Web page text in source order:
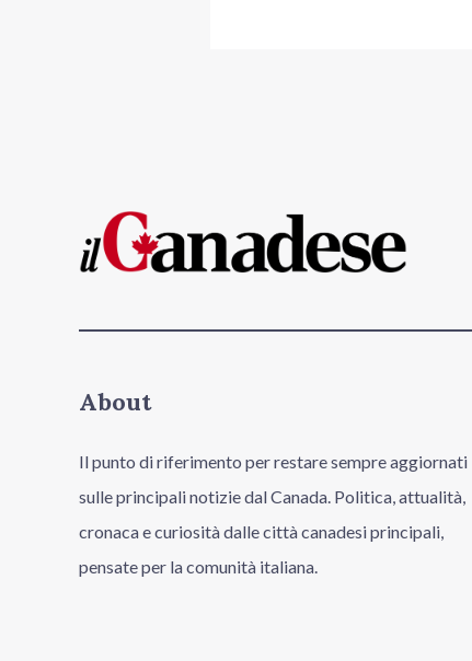
About
Il punto di riferimento per restare sempre aggiornati
sulle principali notizie dal Canada. Politica, attualità,
cronaca e curiosità dalle città canadesi principali,
pensate per la comunità italiana.